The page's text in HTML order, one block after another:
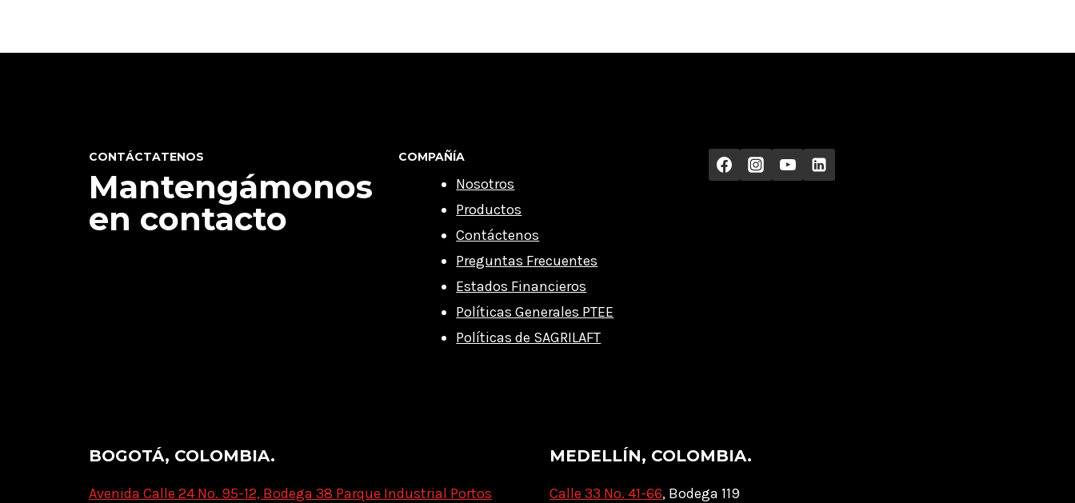
CONTÁCTATENOS
Mantengámonos
en contacto
COMPAÑÍA
Nosotros
Productos
Contáctenos
Preguntas Frecuentes
Estados Financieros
Políticas Generales PTEE
Políticas de SAGRILAFT
BOGOTÁ, COLOMBIA.
Avenida Calle 24 No. 95-12, Bodega 38 Parque Industrial Portos
MEDELLÍN, COLOMBIA.
Calle 33 No. 41-66, Bodega 119